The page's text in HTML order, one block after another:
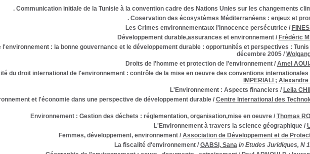
Communication initiale de la Tunisie à la convention cadre des Nations Unies sur les changements
Coservation des écosystèmes Méditerranéens : enjeux et
Les Crimes environnementaux l'innocence persécutrice/
Développement durable,assurances et environnement/ Frédéric
l'environnement : la bonne gouvernance et le développement durable : opportunités et perspectives : Tunis
décembre 2005/
Droits de l'homme et protection de l'environnement/ Amel
du droit international de l'environnement : contrôle de la mise en oeuvre des conventions internationales
IMPERIALI ; Alexandre
L'Environnement : Aspects financiers / Leila
et l'économie dans une perspective de développement durable/ Centre International des
Environnement : Gestion des déchets : réglementation, organisation,mise en oeuvre/ Thomas
L'Environnement à travers la science géographique/
Femmes, développement, environnement/ Association de Développement et de
La fiscalité d'environnement/ GABSI, Sana in Etudes Juridiques, N